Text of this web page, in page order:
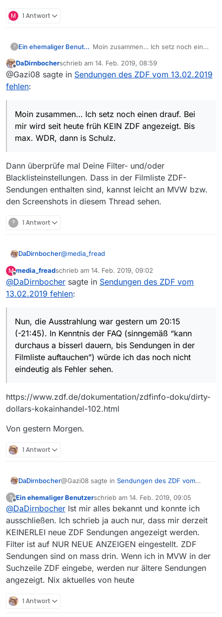
M 1 Antwort
? Ein ehemaliger Benutzer Moin zusammen… Ich setz noch einen
KEIN ZDF angezeigt. Bis max. WDR,
dann is Schulz. Die gesuchte Sendung
Offline
DaDirnbocherschrieb am 14. Feb. 2019, 08:59
zuletzt editiert von
@Gazi08 sagte in Sendungen des ZDF vom 13.02.2019
fehlen:
Moin zusammen… Ich setz noch einen drauf. Bei
mir wird seit heute früh KEIN ZDF angezeigt. Bis
max. WDR, dann is Schulz.
Dann überprüfe mal Deine Filter- und/oder
Blacklisteinstellungen. Dass in der Filmliste ZDF-
Sendungen enthalten sind, kannst leicht an MVW bzw.
den Screenshots in diesem Thread sehen.
? 1 Antwort
DaDirnbocher@media_fread
Und dann stimmt es auch das von gestern
https://www.zdf.de/filme/mordshunger/mo
rdshunger—verbrechen-und-andere-
delikatessen-100.html
Nun, die Ausstrahlung war gestern um 20:15
durchaus a bisserl dauern, bis Sendungen in der
Filmliste auftauchen”) würde ich das noch nicht
eindeutig als Fehler sehen.
M
Offline
media_freadschrieb am 14. Feb. 2019, 09:02
zuletzt editiert von
@DaDirnbocher sagte in Sendungen des ZDF vom
13.02.2019 fehlen:
Nun, die Ausstrahlung war gestern um 20:15
(-21:45). In Kenntnis der FAQ (sinngemäß “kann
durchaus a bisserl dauern, bis Sendungen in der
Filmliste auftauchen”) würde ich das noch nicht
eindeutig als Fehler sehen.
https://www.zdf.de/dokumentation/zdfinfo-doku/dirty-
dollars-kokainhandel-102.html
Von gestern Morgen.
1 Antwort
DaDirnbocher@Gazi08 sagte in Sendungen des ZDF vom
Moin zusammen… Ich setz noch einen
drauf. Bei mir wird seit heute früh KEIN
ZDF angezeigt. Bis max. WDR, dann is
Schulz.
Dann überprüfe mal Deine Filter- und/oder
Blacklisteinstellungen. Dass in der Filmliste ZDF-
Sendungen enthalten sind, kannst leicht an
MVW bzw. den Screenshots in diesem Thread
?
Offline
Ein ehemaliger Benutzerschrieb am 14. Feb. 2019, 09:05
zuletzt editiert von
@DaDirnbocher Ist mir alles bekannt und konnte ich
ausschließen. Ich schrieb ja auch nur, dass mir derzeit
KEINERLEI neue ZDF Sendungen angezeigt werden.
Filter ist auf NUR NEUE ANZEIGEN eingestellt. ZDF
Sendungen sind on mass drin. Wenn ich in MVW in der
Suchzeile ZDF eingebe, werden nur ältere Sendungen
angezeigt. Nix aktuelles von heute
1 Antwort